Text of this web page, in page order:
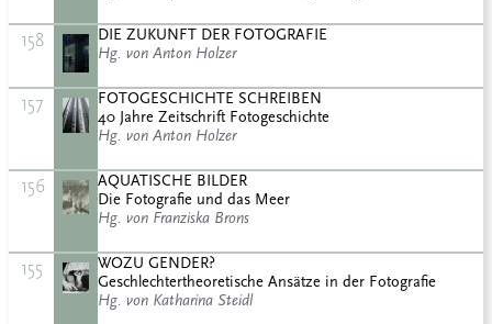
158
DIE ZUKUNFT DER FOTOGRAFIE
Hg. von Anton Holzer
157
FOTOGESCHICHTE SCHREIBEN
40 Jahre Zeitschrift Fotogeschichte
Hg. von Anton Holzer
156
AQUATISCHE BILDER
Die Fotografie und das Meer
Hg. von Franziska Brons
155
WOZU GENDER?
Geschlechtertheoretische Ansätze in der Fotografie
Hg. von Katharina Steidl